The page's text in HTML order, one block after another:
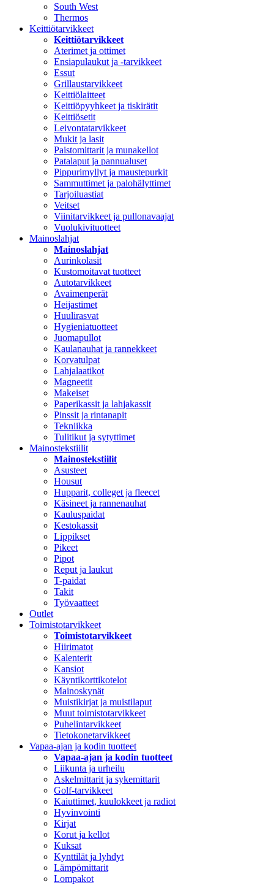
South West
Thermos
Keittiötarvikkeet
Keittiötarvikkeet
Aterimet ja ottimet
Ensiapulaukut ja -tarvikkeet
Essut
Grillaustarvikkeet
Keittiölaitteet
Keittiöpyyhkeet ja tiskirätit
Keittiösetit
Leivontatarvikkeet
Mukit ja lasit
Paistomittarit ja munakellot
Patalaput ja pannualuset
Pippurimyllyt ja maustepurkit
Sammuttimet ja palohälyttimet
Tarjoiluastiat
Veitset
Viinitarvikkeet ja pullonavaajat
Vuolukivituotteet
Mainoslahjat
Mainoslahjat
Aurinkolasit
Kustomoitavat tuotteet
Autotarvikkeet
Avaimenperät
Heijastimet
Huulirasvat
Hygieniatuotteet
Juomapullot
Kaulanauhat ja rannekkeet
Korvatulpat
Lahjalaatikot
Magneetit
Makeiset
Paperikassit ja lahjakassit
Pinssit ja rintanapit
Tekniikka
Tulitikut ja sytyttimet
Mainostekstiilit
Mainostekstiilit
Asusteet
Housut
Hupparit, colleget ja fleecet
Käsineet ja rannenauhat
Kauluspaidat
Kestokassit
Lippikset
Pikeet
Pipot
Reput ja laukut
T-paidat
Takit
Työvaatteet
Outlet
Toimistotarvikkeet
Toimistotarvikkeet
Hiirimatot
Kalenterit
Kansiot
Käyntikorttikotelot
Mainoskynät
Muistikirjat ja muistilaput
Muut toimistotarvikkeet
Puhelintarvikkeet
Tietokonetarvikkeet
Vapaa-ajan ja kodin tuotteet
Vapaa-ajan ja kodin tuotteet
Liikunta ja urheilu
Askelmittarit ja sykemittarit
Golf-tarvikkeet
Kaiuttimet, kuulokkeet ja radiot
Hyvinvointi
Kirjat
Korut ja kellot
Kuksat
Kynttilät ja lyhdyt
Lämpömittarit
Lompakot